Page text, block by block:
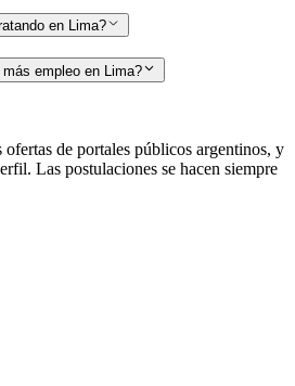
en Lima?
empleo en Lima?
de portales públicos argentinos, y
Las postulaciones se hacen siempre